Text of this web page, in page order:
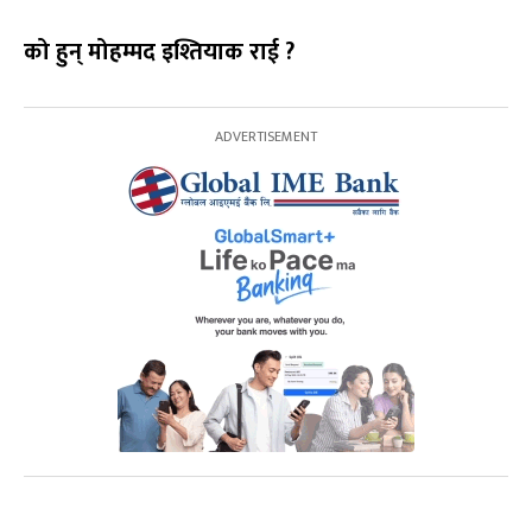
को हुन् मोहम्मद इश्तियाक राई ?